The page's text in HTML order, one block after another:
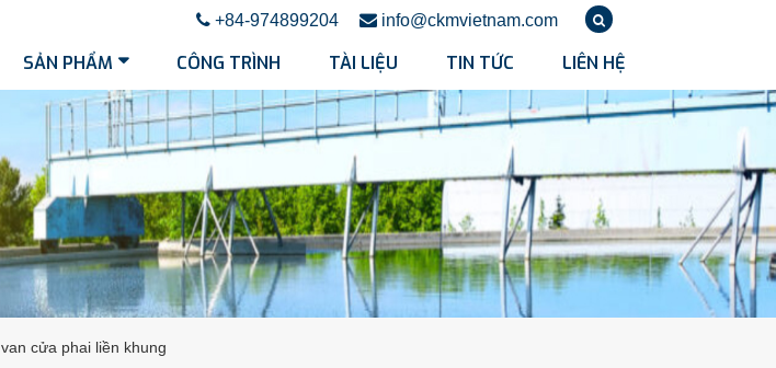
+84-974899204 info@ckmvietnam.com
SẢN PHẨM CÔNG TRÌNH TÀI LIỆU TIN TỨC LIÊN HỆ
van cửa phai liền khung